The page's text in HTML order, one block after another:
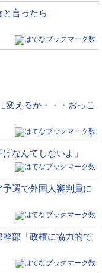
と言ったら
変えるか・・・おっこ
なんてしないよ」
予選で外国人審判員に
幹部「政権に協力的で